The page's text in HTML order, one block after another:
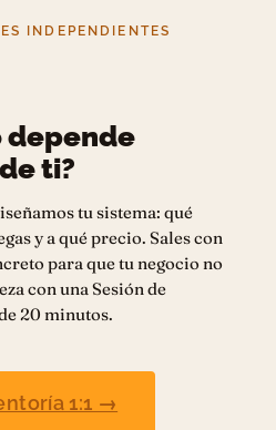
INDEPENDIENTES
depende
ti?
tu sistema: qué
y a qué precio. Sales con
para que tu negocio no
con una Sesión de
20 minutos.
1:1 →